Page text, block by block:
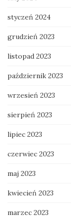
styczeń 2024
grudzień 2023
listopad 2023
październik 2023
wrzesień 2023
sierpień 2023
lipiec 2023
czerwiec 2023
maj 2023
kwiecień 2023
marzec 2023